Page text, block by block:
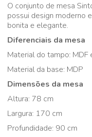
O conjunto de mesa
possui design moderno
bonita e elegante.
Diferenciais da mesa
Material do tampo: MDF
Material da base: MDP
Dimensões da mesa
Altura: 78 cm
Largura: 170 cm
Profundidade: 90 cm